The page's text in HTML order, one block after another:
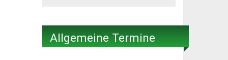
Allgemeine Termine